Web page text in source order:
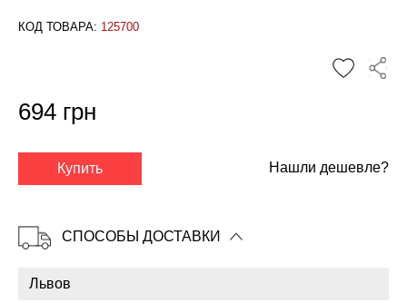
КОД ТОВАРА: 125700
694 грн
Купить Нашли дешевле?
СПОСОБЫ ДОСТАВКИ